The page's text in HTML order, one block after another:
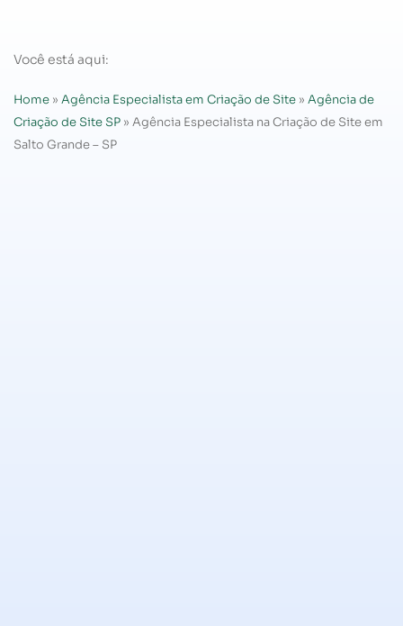
Você está aqui:
Home » Agência Especialista em Criação de Site » Agência de
Criação de Site SP » Agência Especialista na Criação de Site em
Salto Grande – SP